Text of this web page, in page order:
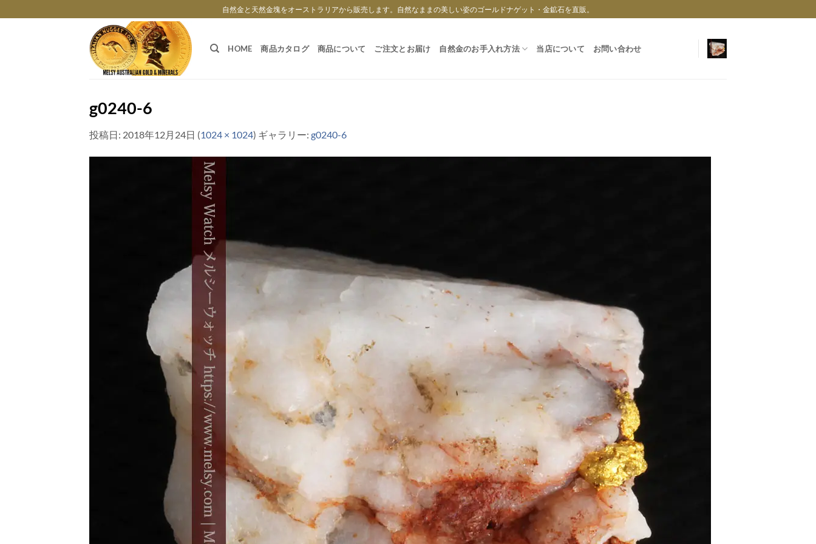
to
自然金と天然金塊をオーストラリアから販売します。自然なままの美しい姿のゴールドナゲット・金鉱石を直販。
HOME 商品カタログ 商品について ご注文とお届け 自然金のお手入れ方法 当店について お問い合わせ
g0240-6
投稿日: 2018年12月24日 (1024 × 1024) ギャラリー: g0240-6